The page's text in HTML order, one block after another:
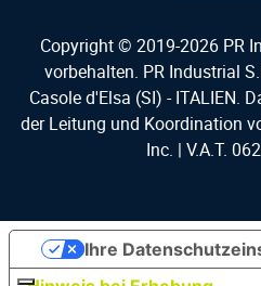
Copyright © 2019-2026 PR
vorbehalten. PR Industrial
Casole d'Elsa (SI) - ITALIEN.
der Leitung und Koordination
Inc. | V.A.T.
Ihre